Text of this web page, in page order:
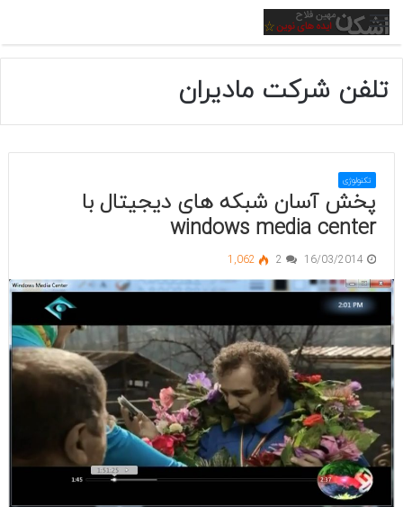
منو
تلفن شرکت مادیران
تکنولوژی
پخش آسان شبکه های دیجیتال با
windows media center
16/03/2014
2
1,062